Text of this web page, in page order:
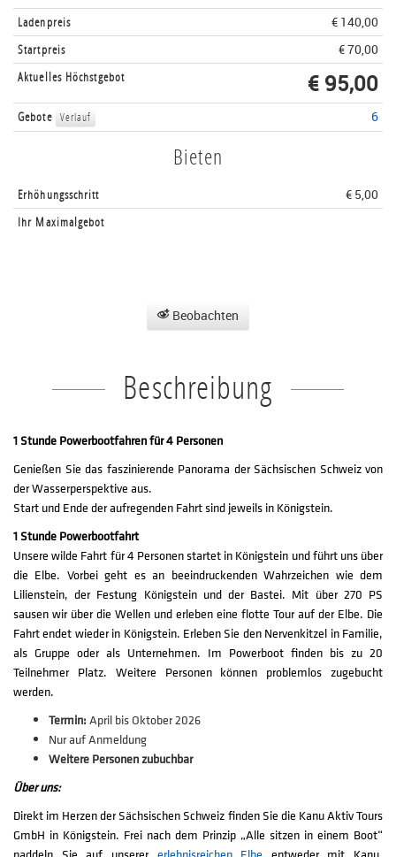
Ladenpreis
€ 140,00
Startpreis
€ 70,00
Aktuelles Höchstgebot
€ 95,00
Gebote Verlauf 6
Bieten
Erhöhungsschritt
€ 5,00
Ihr Maximalgebot
Beobachten
Beschreibung
1 Stunde Powerbootfahren für 4 Personen
Genießen Sie das faszinierende Panorama der Sächsischen Schweiz von
der Wasserperspektive aus.
Start und Ende der aufregenden Fahrt sind jeweils in Königstein.
1 Stunde Powerbootfahrt
Unsere wilde Fahrt für 4 Personen startet in Königstein und führt uns über
die Elbe. Vorbei geht es an beeindruckenden Wahrzeichen wie dem
Lilienstein, der Festung Königstein und der Bastei. Mit über 270 PS
sausen wir über die Wellen und erleben eine flotte Tour auf der Elbe. Die
Fahrt endet wieder in Königstein. Erleben Sie den Nervenkitzel in Familie,
als Gruppe oder als Unternehmen. Im Powerboot finden bis zu 20
Teilnehmer Platz. Weitere Personen können problemlos zugebucht
werden.
Termin: April bis Oktober 2026
Nur auf Anmeldung
Weitere Personen zubuchbar
Über uns:
Direkt im Herzen der Sächsischen Schweiz finden Sie die Kanu Aktiv Tours
GmbH in Königstein. Frei nach dem Prinzip „Alle sitzen in einem Boot“